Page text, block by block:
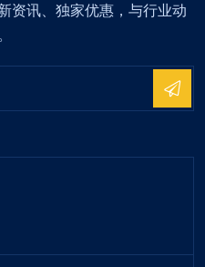
资讯、独家优惠，与行业动